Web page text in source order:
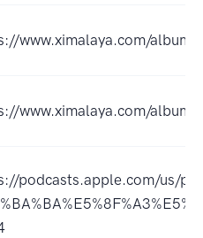
www.ximalaya.com/
www.ximalaya.com/
podcasts.apple.com/us/